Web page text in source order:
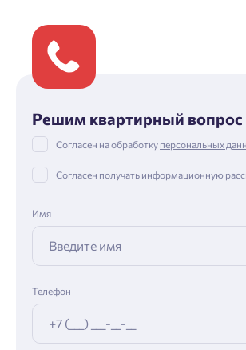
Решим квартирный вопрос
Согласен на обработку персональных
Согласен получать информационную
Имя
Телефон